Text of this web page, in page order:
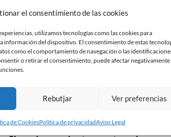
el consentimiento de las cookies
utilizamos tecnologías como las cookies para
información del dispositivo. El consentimiento de estas
como el comportamiento de navegación o las
o retirar el consentimiento, puede afectar negativamente
Rebutjar Ver preferencias
de CookiesPolítica de privacidadAviso Legal
todo, supongo.
para las semifinales contra el
con las dos piernas vendadas,
poder vivir unas semifinales
más que no fuera jugar.